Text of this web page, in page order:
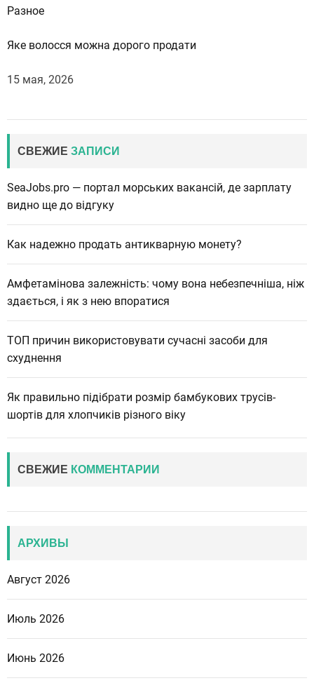
Разное
Яке волосся можна дорого продати
15 мая, 2026
СВЕЖИЕ ЗАПИСИ
SeaJobs.pro — портал морських вакансій, де зарплату
видно ще до відгуку
Как надежно продать антикварную монету?
Амфетамінова залежність: чому вона небезпечніша, ніж
здається, і як з нею впоратися
ТОП причин використовувати сучасні засоби для
схуднення
Як правильно підібрати розмір бамбукових трусів-
шортів для хлопчиків різного віку
СВЕЖИЕ КОММЕНТАРИИ
АРХИВЫ
Август 2026
Июль 2026
Июнь 2026